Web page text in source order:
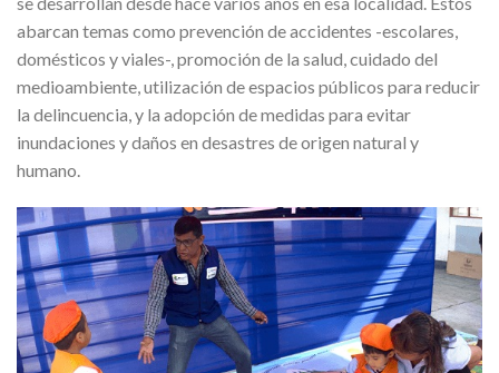
abarcan temas como prevención de accidentes -escolares,
domésticos y viales-, promoción de la salud, cuidado del
medioambiente, utilización de espacios públicos para reducir
la delincuencia, y la adopción de medidas para evitar
inundaciones y daños en desastres de origen natural y
humano.